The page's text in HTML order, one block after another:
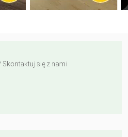
Skontaktuj się z nami